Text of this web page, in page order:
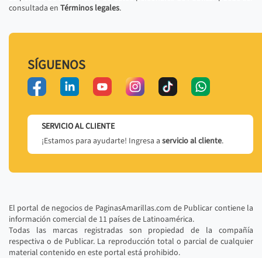
consultada en Términos legales.
SÍGUENOS
SERVICIO AL CLIENTE
¡Estamos para ayudarte! Ingresa a servicio al cliente.
El portal de negocios de PaginasAmarillas.com de Publicar contiene la
información comercial de 11 países de Latinoamérica.
Todas las marcas registradas son propiedad de la compañía
respectiva o de Publicar. La reproducción total o parcial de cualquier
material contenido en este portal está prohibido.